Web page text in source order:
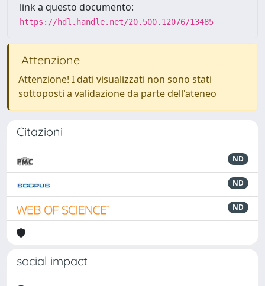
link a questo documento:
https://hdl.handle.net/20.500.12076/13485
Attenzione
Attenzione! I dati visualizzati non sono stati
sottoposti a validazione da parte dell'ateneo
Citazioni
ND
ND
ND
social impact